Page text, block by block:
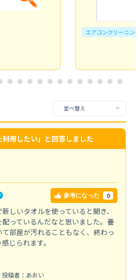
エアコンクリーニン
利用したい」と回答しました
参考になった 0
しいタオルを使っていると聞き、
っているんだなと思いました。養
部屋が汚れることもなく、終わっ
じられます。
投稿者：あおい